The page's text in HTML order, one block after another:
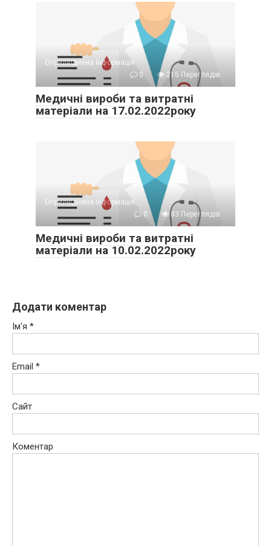
Оприлюднена інформація
0
215 Переглядів
Медичні вироби та витратні
матеріали на 17.02.2022року
Оприлюднена інформація
0
83 Переглядів
Медичні вироби та витратні
матеріали на 10.02.2022року
Додати коментар
Ім'я *
Email *
Сайт
Коментар